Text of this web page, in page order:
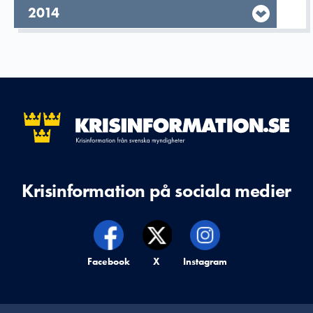
År,
2014
Krisinformation på sociala medier
Krisinformation på,
Facebook Krisinformation på,
X Krisinformation på,
Instagram